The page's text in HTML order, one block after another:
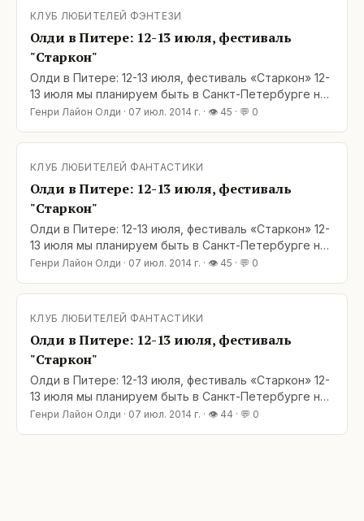
пожаловать! Адрес: Санкт-Петербург, ВК
«Ленэкспо» (Большой пр. В.О., 103), павильон N 7.
Группа
КЛУБ ЛЮБИТЕЛЕЙ ФЭНТЕЗИ
Олди в Питере: 12-13 июля, фестиваль
"Старкон"
Олди в Питере: 12-13 июля, фестиваль «Старкон» 12-
13 июля мы планируем быть в Санкт-Петербурге на
фестивале «Старкон». В программе «Старкона» так
писателями-фантастами Дмитрием Громовым и
Олегом Ладыженским. Милости просим, дорогие
друзья! Будем рады вас видеть!
Генри Лайон Олди · 07 июл. 2014 г. · 👁 45 · 💬 0
КЛУБ ЛЮБИТЕЛЕЙ ФАНТАСТИКИ
Олди в Питере: 12-13 июля, фестиваль
"Старкон"
Олди в Питере: 12-13 июля, фестиваль «Старкон» 12-
13 июля мы планируем быть в Санкт-Петербурге на
фестивале «Старкон». В программе «Старкона» так
писателями-фантастами Дмитрием Громовым и
Олегом Ладыженским. Милости просим, дорогие
друзья! Будем рады вас видеть!
Генри Лайон Олди · 07 июл. 2014 г. · 👁 45 · 💬 0
КЛУБ ЛЮБИТЕЛЕЙ ФАНТАСТИКИ
Олди в Питере: 12-13 июля, фестиваль
"Старкон"
Олди в Питере: 12-13 июля, фестиваль «Старкон» 12-
13 июля мы планируем быть в Санкт-Петербурге на
фестивале «Старкон». В программе «Старкона» так
Генри Лайон Олди · 07 июл. 2014 г. · 👁 44 · 💬 0